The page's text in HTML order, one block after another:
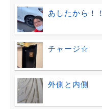
あしたから！！
チャージ☆
外側と内側